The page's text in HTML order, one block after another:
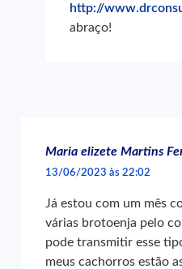
http://
abraço!
Maria elizete Martins
13/06/2023 às 22:02
Já estou com um mês
várias brotoenja pelo
pode transmitir esse
meus cachorros estão